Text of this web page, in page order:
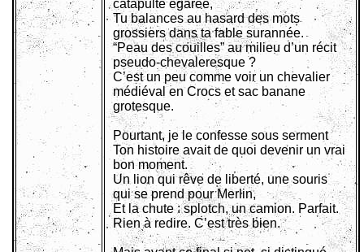
catapulte égarée,
Tu balances au hasard des mots
grossiers dans ta fable surannée.
“Peau des couilles” au milieu d’un récit
pseudo-chevaleresque ?
C’est un peu comme voir un chevalier
médiéval en Crocs et sac banane
grotesque.
Pourtant, je le confesse sous serment
Ton histoire avait de quoi devenir un vrai
bon moment.
Un lion qui rêve de liberté, une souris
qui se prend pour Merlin,
Et la chute : splotch, un camion. Parfait.
Rien à redire. C’est très bien.